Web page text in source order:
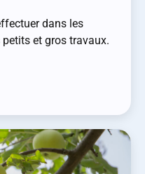
dans les
et gros travaux.